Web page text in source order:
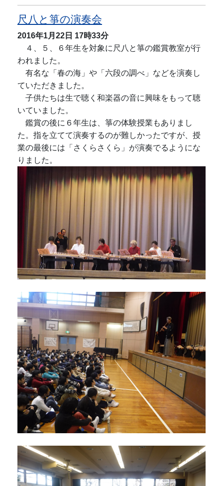
尺八と箏の演奏会
2016年1月22日 17時33分
４、５、６年生を対象に尺八と箏の鑑賞教室が行
われました。
有名な「春の海」や「六段の調べ」などを演奏し
ていただきました。
子供たちは生で聴く和楽器の音に興味をもって聴
いていました。
鑑賞の後に６年生は、箏の体験授業もありまし
た。指を立てて演奏するのが難しかったですが、授
業の最後には「さくらさくら」が演奏でるようにな
りました。